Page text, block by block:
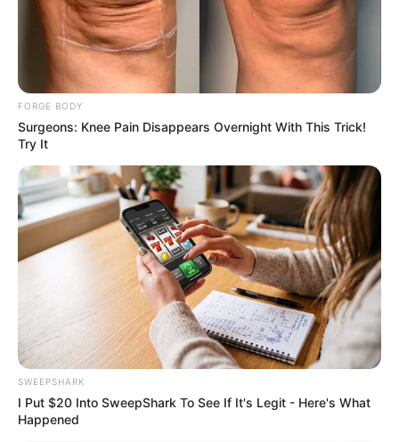
Remember Albert? You Better Sit Down Before You
See Him Today
BUZZ DAY
Japan's Oldest Doctors Say Memory Loss Isn't
Age: Just Stop Drinking These 3 Beverages
NEUROMIND PRO
FORGE BODY
Surgeons: Knee Pain Disappears Overnight With This Trick!
Try It
SWEEPSHARK
I Put $20 Into SweepShark To See If It's Legit - Here's What
Happened